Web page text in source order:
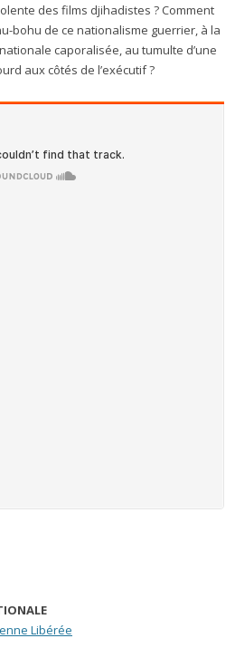
des films djihadistes ? Comment
bohu de ce nationalisme guerrier, à la
caporalisée, au tumulte d’une
aux côtés de l’exécutif ?
Libérée